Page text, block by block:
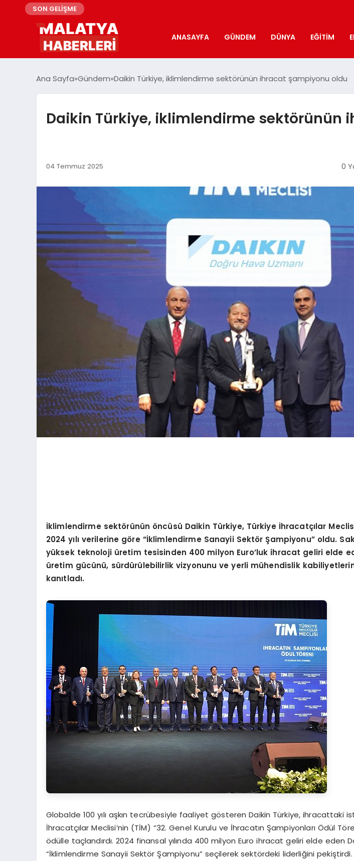
SON GELİŞME
ANASAYFA GÜNDEM DÜNYA EĞITIM
Ana Sayfa Gündem Daikin Türkiye, iklimlendirme sektörünün ihracat şampiyonu oldu
Daikin Türkiye, iklimlendirme sektörünün
04 Temmuz 2025 0
İklimlendirme sektörünün öncüsü Daikin Türkiye, Türkiye İhracatçılar
2024 yılı verilerine göre “İklimlendirme Sanayii Sektör Şampiyonu” oldu.
yüksek teknoloji üretim tesisinden 400 milyon Euro’luk ihracat geliri elde
üretim gücünü, sürdürülebilirlik vizyonunu ve yerli mühendislik
kanıtladı.
Globalde 100 yılı aşkın tecrübesiyle faaliyet gösteren Daikin Türkiye, ihracattaki
İhracatçılar Meclisi’nin (TİM) “32. Genel Kurulu ve İhracatın Şampiyonları Ödül
ödülle taçlandırdı. 2024 finansal yılında 400 milyon Euro ihracat geliri elde eden
“İklimlendirme Sanayii Sektör Şampiyonu” seçilerek sektördeki liderliğini pekiştirdi.